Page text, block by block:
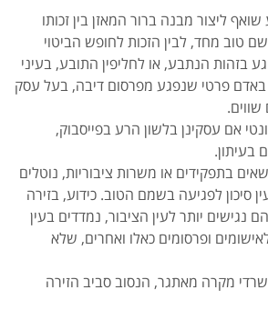
ליצור מבנה ברור המאזן בין זכותו
טוב מחד, לבין הזכות לחופש הביטוי
בזהות הנתבע, או לחליפין התובע, בעיני
באדם פרטי שנפגע מפרסום דיבה, בעל עסק
אם עסקינן בלשון הרע בפייסבוק,
בעיתון.
בתפקידים או משרות ציבוריות, נוטלים
לפגיעה בשמם הטוב. כידוע, בזירה
נגישים יותר לעין הציבור, נמדדים בעין
ופרסומים כאלו ואחרים, שלא
מקרה מאתגר, הנסוב סביב הזירה